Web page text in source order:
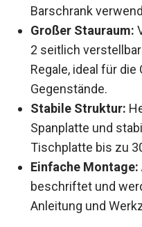
Barschrank
Großer Stauraum:
2 seitlich
Regale, ideal für
Gegenstände.
Stabile Struktur:
Spanplatte und
Tischplatte bis zu
Einfache Montage:
beschriftet und
Anleitung und